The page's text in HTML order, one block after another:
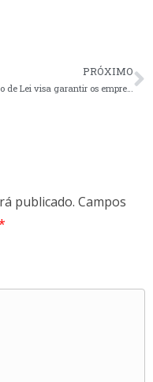
PRÓXIMO
Projeto de Lei visa garantir os empregos no IMESF
publicado. Campos